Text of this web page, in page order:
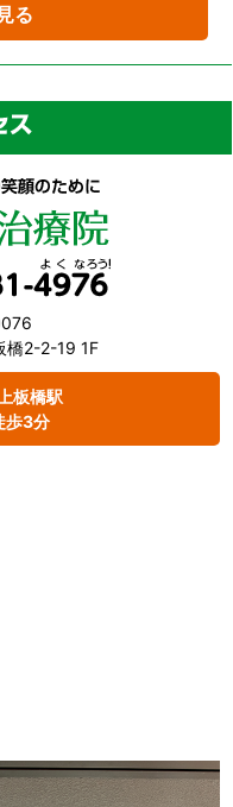
る
橋2-2-19 1F
板橋駅
歩3分